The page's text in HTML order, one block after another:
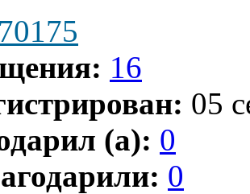
16
05
(а): 0
0